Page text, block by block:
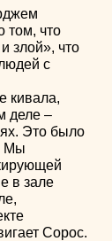
том, что
злой», что
с
кивала,
деле –
Это было
Мы
в зале
Сорос.